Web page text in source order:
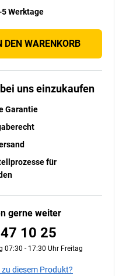
5 Werktage
DEN WARENKORB
uns einzukaufen
Garantie
für
gerne weiter
10 25
07:30 - 17:30 Uhr Freitag
diesem Produkt?